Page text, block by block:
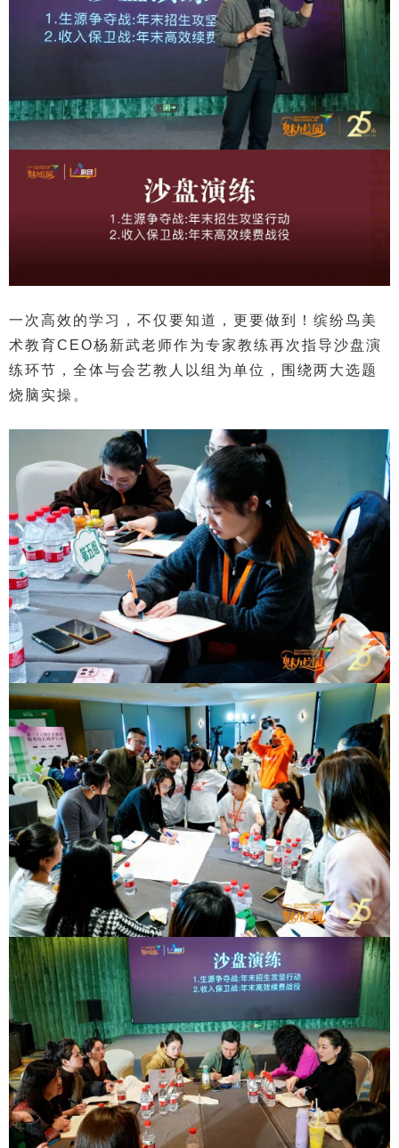
一次高效的学习，不仅要知道，更要做到！缤纷鸟美
术教育CEO杨新武老师作为专家教练再次指导沙盘演
练环节，全体与会艺教人以组为单位，围绕两大选题
烧脑实操。